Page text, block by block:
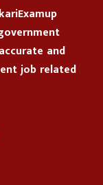
and
job related